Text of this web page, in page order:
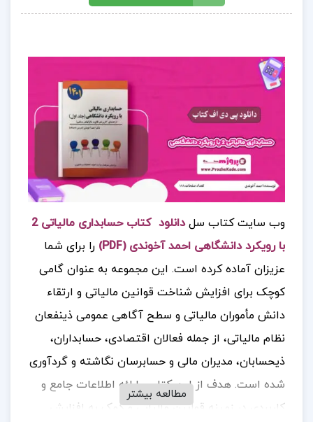
وب سایت کتاب سل
دانلود کتاب حسابداری مالیاتی 2
با رویکرد دانشگاهی احمد آخوندی (PDF)
را برای شما
عزیزان آماده کرده است. این مجموعه به عنوان گامی
کوچک برای افزایش شناخت قوانین مالیاتی و ارتقاء
دانش مأموران مالیاتی و سطح آگاهی عمومی ذینفعان
نظام مالیاتی، از جمله فعالان اقتصادی، حسابداران،
ذیحسابان، مدیران مالی و حسابرسان نگاشته و گردآوری
شده است. هدف از این کتاب، ارائه اطلاعات جامع و
کاربردی در زمینه قوانین مالیاتی و کمک به افزایش
مطالعه بیشتر